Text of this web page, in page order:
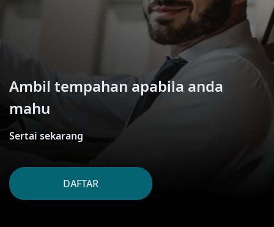
Ambil tempahan apabila anda
mahu
Sertai sekarang
DAFTAR